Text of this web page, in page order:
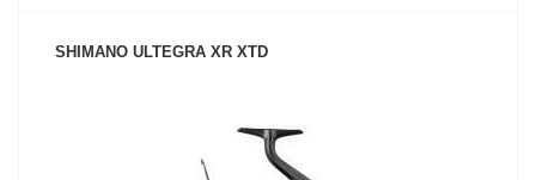
SHIMANO ULTEGRA XR XTD
VOIR LE PRODUIT